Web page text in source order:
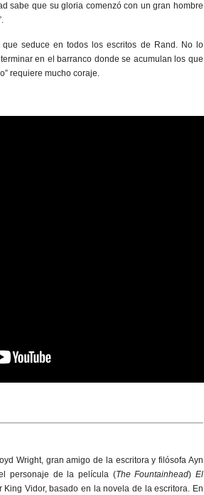
sabe que su gloria comenzó con un gran hombre
seduce en todos los escritos de Rand. No lo
en el barranco donde se acumulan los que
requiere mucho coraje.
Wright, gran amigo de la escritora y filósofa Ayn
personaje de la película (The Fountainhead)El
King Vidor, basado en la novela de la escritora. En